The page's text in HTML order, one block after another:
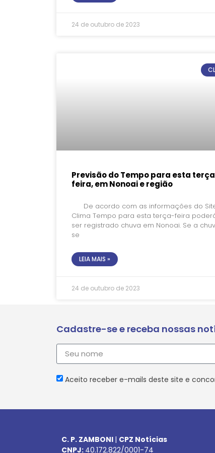
24 de outubro de 2023
Previsão do Tempo para esta
feira, em Nonoai e região
De acordo com as informações do
Clima Tempo para esta terça-feira
ser registrado chuva em Nonoai. Se a
se
LEIA MAIS »
24 de outubro de 2023
Cadastre-se e receba nossas
Aceito receber e-mails deste site e
C. P. ZAMBONI | CPZ Notícias
CNPJ: 40.172.822/0001-74